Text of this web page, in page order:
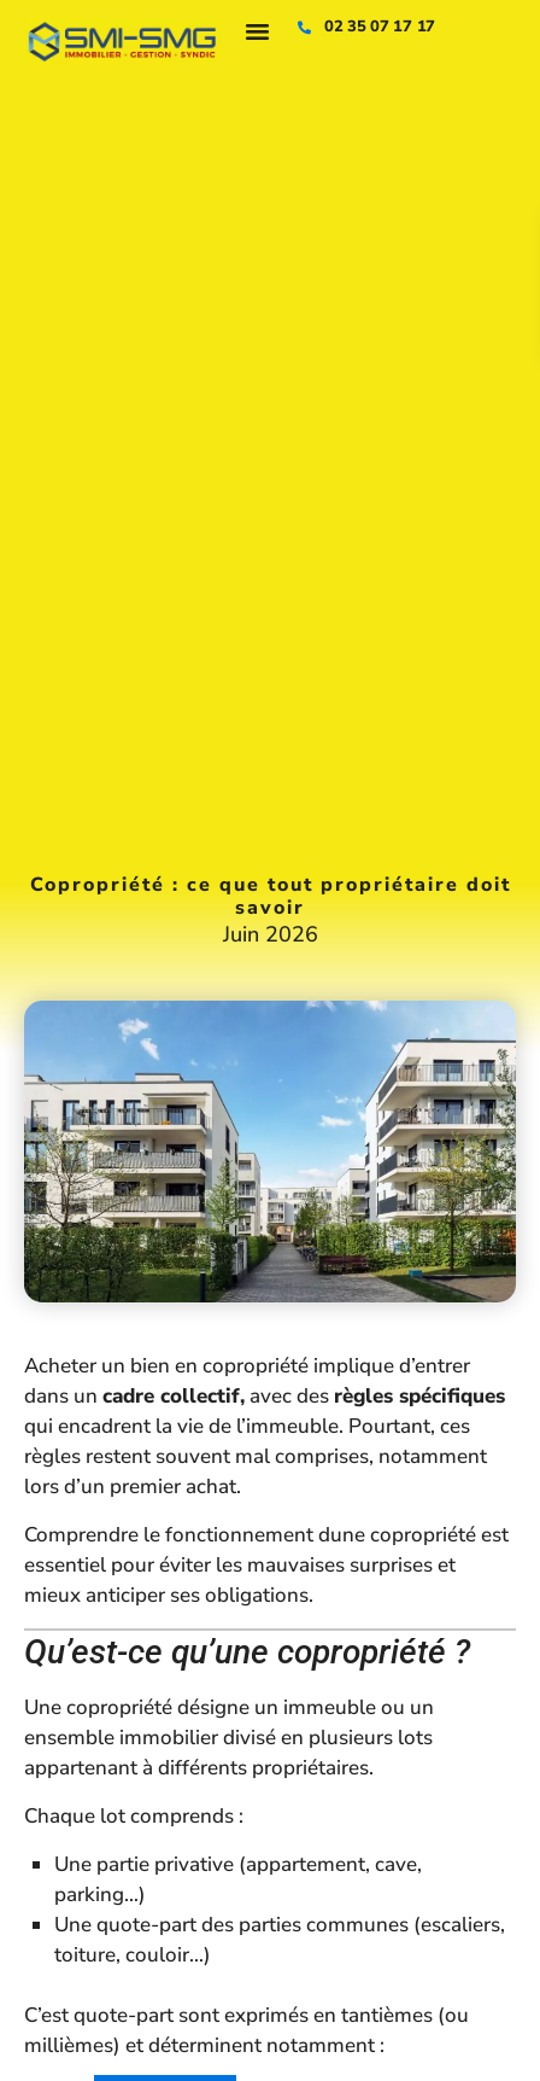
02 35 07 17 17
Copropriété : ce que tout propriétaire doit
savoir
Juin 2026
Acheter un bien en copropriété implique d’entrer
dans un cadre collectif, avec des règles spécifiques
qui encadrent la vie de l’immeuble. Pourtant, ces
règles restent souvent mal comprises, notamment
lors d’un premier achat.
Comprendre le fonctionnement dune copropriété est
essentiel pour éviter les mauvaises surprises et
mieux anticiper ses obligations.
Qu’est-ce qu’une copropriété ?
Une copropriété désigne un immeuble ou un
ensemble immobilier divisé en plusieurs lots
appartenant à différents propriétaires.
Chaque lot comprends :
Une partie privative (appartement, cave,
parking…)
Une quote-part des parties communes (escaliers,
toiture, couloir…)
C’est quote-part sont exprimés en tantièmes (ou
millièmes) et déterminent notamment :